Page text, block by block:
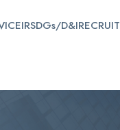
IRSDGs/D&IRECRUIT